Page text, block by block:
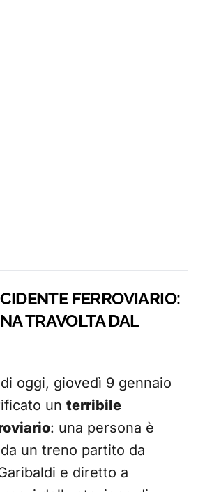
FERROVIARIO:
TRAVOLTA DAL
oggi, giovedì 9 gennaio
un terribile
: una persona è
un treno partito da
e diretto a